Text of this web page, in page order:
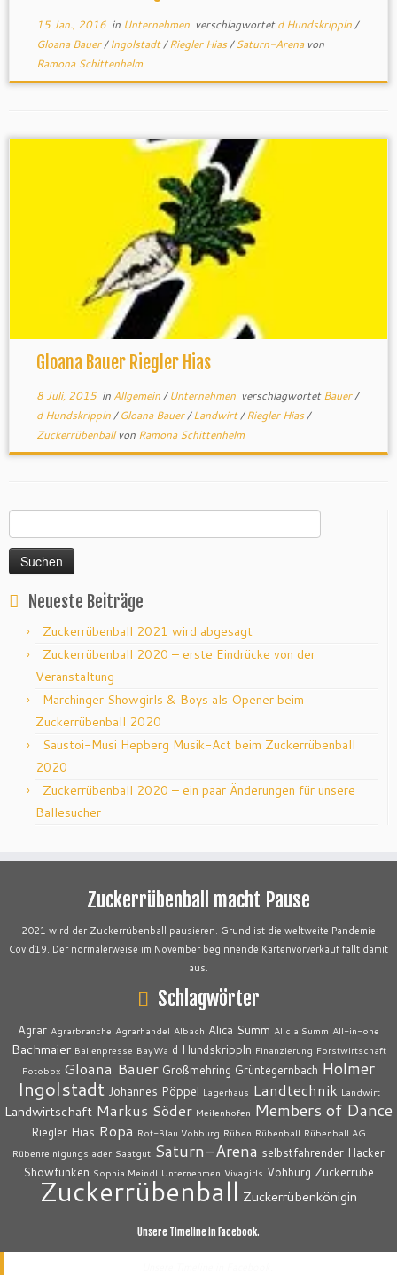
15 Jan., 2016in Unternehmen verschlagwortetd Hundskrippln/
Gloana Bauer/Ingolstadt/Riegler Hias/Saturn-Arena von
Ramona Schittenhelm
Gloana Bauer Riegler Hias
8 Juli, 2015in Allgemein/Unternehmen verschlagwortetBauer/
d Hundskrippln/Gloana Bauer/Landwirt/Riegler Hias/
Zuckerrübenballvon Ramona Schittenhelm
nach:
Neueste Beiträge
Zuckerrübenball 2021 wird abgesagt
Zuckerrübenball 2020 – erste Eindrücke von der
Veranstaltung
Marchinger Showgirls & Boys als Opener beim
Zuckerrübenball 2020
Saustoi-Musi Hepberg Musik-Act beim Zuckerrübenball
2020
Zuckerrübenball 2020 – ein paar Änderungen für unsere
Ballesucher
Zuckerrübenball macht Pause
2021 wird der Zuckerrübenball pausieren. Grund ist die weltweite Pandemie
Covid19. Der normalerweise im November beginnende Kartenvorverkauf fällt damit
aus.
Schlagwörter
Agrar Agrarbranche Agrarhandel Albach Alica Summ Alicia Summ All-in-one
Bachmaier Ballenpresse BayWa d Hundskrippln Finanzierung Forstwirtschaft
Fotobox Gloana Bauer Großmehring Grüntegernbach Holmer
Ingolstadt Johannes Pöppel Lagerhaus Landtechnik Landwirt
Landwirtschaft Markus Söder Meilenhofen Members of Dance
Riegler Hias Ropa Rot-Blau Vohburg Rüben Rübenball Rübenball AG
Rübenreinigungslader Saatgut Saturn-Arena selbstfahrender Hacker
Showfunken Sophia Meindl Unternehmen Vivagirls Vohburg Zuckerrübe
Zuckerrübenball Zuckerrübenkönigin
Unsere Timeline in Facebook.